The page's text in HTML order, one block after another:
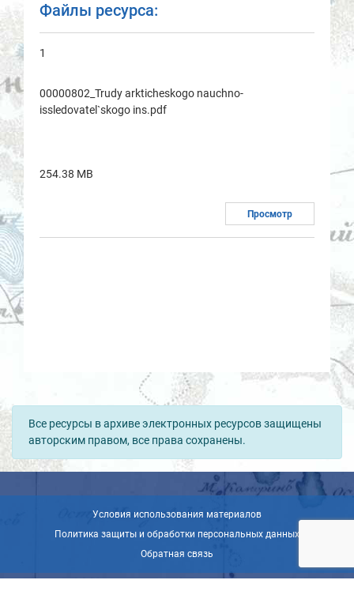
Файлы ресурса:
1
00000802_Trudy аrkticheskogo nаuchno-
issledovаtel`skogo ins.pdf
254.38 MB
Просмотр
Все ресурсы в архиве электронных ресурсов защищены
авторским правом, все права сохранены.
Условия использования материалов
Политика защиты и обработки персональных данных
Обратная связь